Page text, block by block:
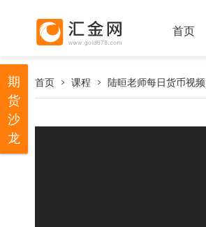
首页
首页 课程 陆晅老师每日货币视频
期
货
沙
龙